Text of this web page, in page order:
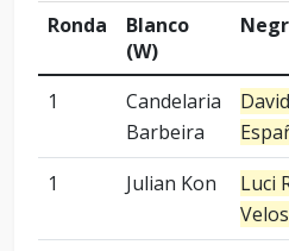
Ronda
Blanco
(W)
1
Candelaria
Barbeira
David
1 Julian Kon
Luci